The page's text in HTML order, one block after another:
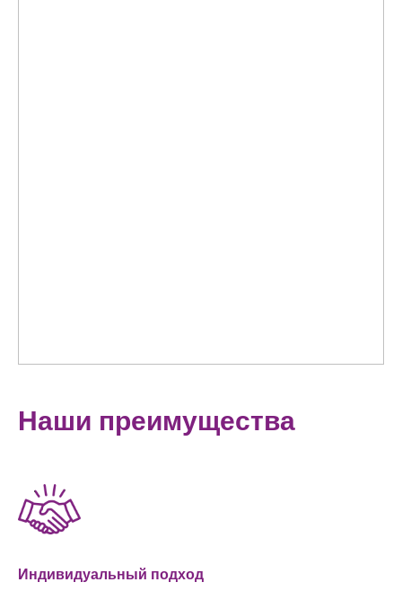
Наши преимущества
Индивидуальный подход